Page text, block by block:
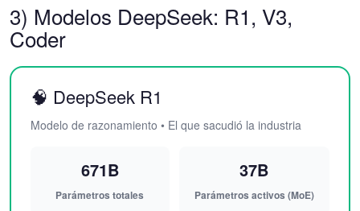
3) Modelos DeepSeek: R1, V3,
Coder
🧠 DeepSeek R1
Modelo de razonamiento • El que sacudió la industria
671B
Parámetros totales
37B
Parámetros activos (MoE)